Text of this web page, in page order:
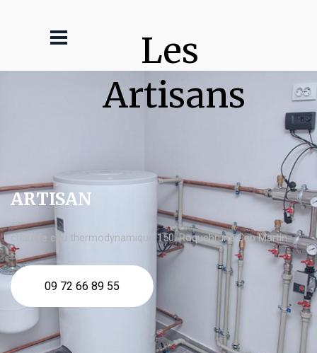
Les
Artisans
ARTISAN
chauffe eau thermodynamique 150l Roquebrune Cap Martin
09 72 66 89 55